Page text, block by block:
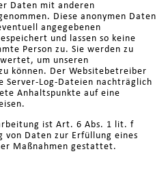
Daten mit anderen
Diese anonymen Daten
angegebenen
und lassen so keine
Person zu. Sie werden zu
um unseren
können. Der Websitebetreiber
Server-Log-Dateien nachträglich
Anhaltspunkte auf eine
ist Art. 6 Abs. 1 lit. f
von Daten zur Erfüllung eines
Maßnahmen gestattet.